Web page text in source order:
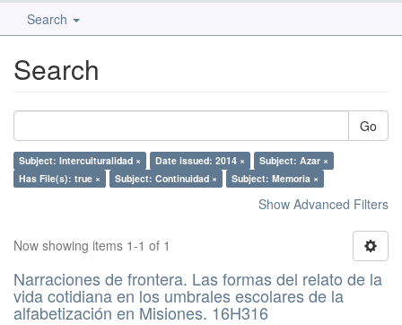
Search
Search
Go
Subject: Interculturalidad × Date issued: 2014 ×
Subject: Azar ×
Has File(s): true ×
Subject: Continuidad × Subject: Memoria ×
Show Advanced Filters
Now showing items 1-1 of 1
Narraciones de frontera. Las formas del relato de la
vida cotidiana en los umbrales escolares de la
alfabetización en Misiones. 16H316